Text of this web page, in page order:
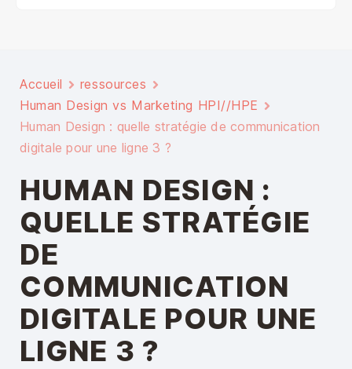
Accueil
ressources
Human Design vs Marketing HPI//HPE
Human Design : quelle stratégie de communication
digitale pour une ligne 3 ?
HUMAN DESIGN :
QUELLE STRATÉGIE
DE
COMMUNICATION
DIGITALE POUR UNE
LIGNE 3 ?